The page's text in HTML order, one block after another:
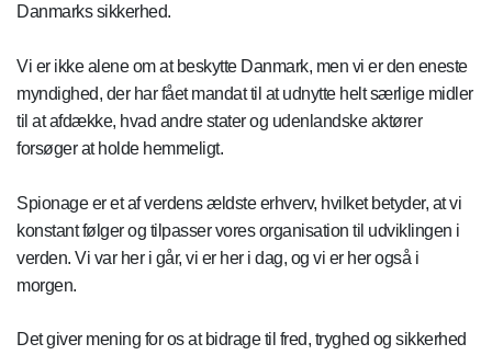
Danmarks sikkerhed.
Vi er ikke alene om at beskytte Danmark, men vi er den eneste
myndighed, der har fået mandat til at udnytte helt særlige midler
til at afdække, hvad andre stater og udenlandske aktører
forsøger at holde hemmeligt.
Spionage er et af verdens ældste erhverv, hvilket betyder, at vi
konstant følger og tilpasser vores organisation til udviklingen i
verden. Vi var her i går, vi er her i dag, og vi er her også i
morgen.
Det giver mening for os at bidrage til fred, tryghed og sikkerhed